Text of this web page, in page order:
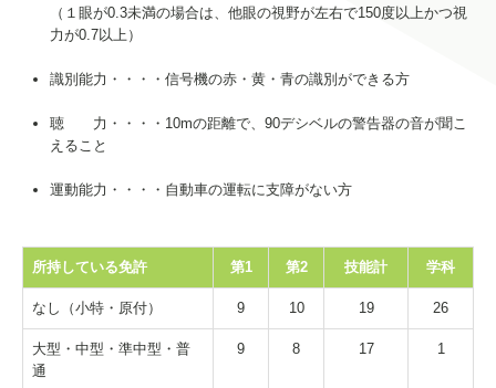
（１眼が0.3未満の場合は、他眼の視野が左右で150度以上かつ視
力が0.7以上）
識別能力・・・・信号機の赤・黄・青の識別ができる方
聴 力・・・・10mの距離で、90デシベルの警告器の音が聞こ
えること
運動能力・・・・自動車の運転に支障がない方
所持している免許 第1 第2 技能計 学科
なし（小特・原付） 9 10 19 26
大型・中型・準中型・普
通
9 8 17 1